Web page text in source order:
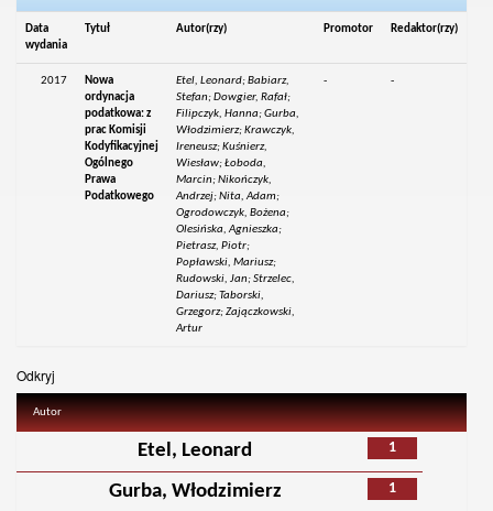
Data
wydania
Tytuł Autor(rzy) Promotor Redaktor(rzy)
2017
Nowa
ordynacja
podatkowa: z
prac Komisji
Kodyfikacyjnej
Ogólnego
Prawa
Podatkowego
Etel, Leonard; Babiarz,
Stefan; Dowgier, Rafał;
Filipczyk, Hanna; Gurba,
Włodzimierz; Krawczyk,
Ireneusz; Kuśnierz,
Wiesław; Łoboda,
Marcin; Nikończyk,
Andrzej; Nita, Adam;
Ogrodowczyk, Bożena;
Olesińska, Agnieszka;
Pietrasz, Piotr;
Popławski, Mariusz;
Rudowski, Jan; Strzelec,
Dariusz; Taborski,
Grzegorz; Zajączkowski,
Artur
- -
Odkryj
Autor
1
Etel, Leonard
1
Gurba, Włodzimierz